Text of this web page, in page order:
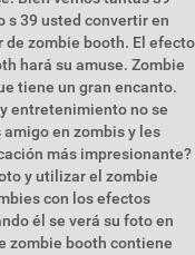
s 39 usted convertir en
de zombie booth. El efecto
hará su amuse. Zombie
tiene un gran encanto.
entretenimiento no se
en zombis y les
más impresionante?
y utilizar el zombie
con los efectos
él se verá su foto en
zombie booth contiene